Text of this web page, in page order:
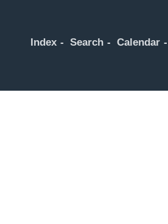
Index Search Calendar